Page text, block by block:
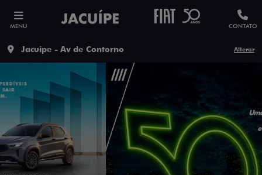
MENU CONTATO
Jacuipe - Av de Contorno Alterar